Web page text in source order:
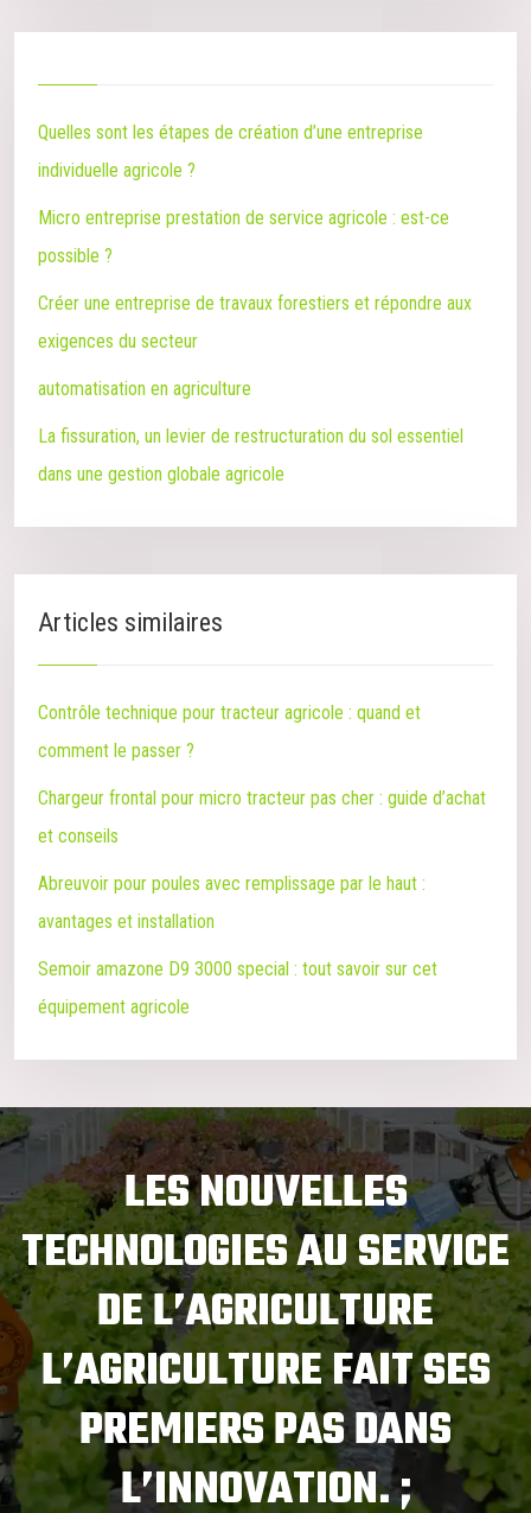
Quelles sont les étapes de création d’une entreprise
individuelle agricole ?
Micro entreprise prestation de service agricole : est-ce
possible ?
Créer une entreprise de travaux forestiers et répondre aux
exigences du secteur
automatisation en agriculture
La fissuration, un levier de restructuration du sol essentiel
dans une gestion globale agricole
Articles similaires
Contrôle technique pour tracteur agricole : quand et
comment le passer ?
Chargeur frontal pour micro tracteur pas cher : guide d’achat
et conseils
Abreuvoir pour poules avec remplissage par le haut :
avantages et installation
Semoir amazone D9 3000 special : tout savoir sur cet
équipement agricole
LES NOUVELLES
TECHNOLOGIES AU SERVICE
DE L’AGRICULTURE
L’AGRICULTURE FAIT SES
PREMIERS PAS DANS
L’INNOVATION. ;